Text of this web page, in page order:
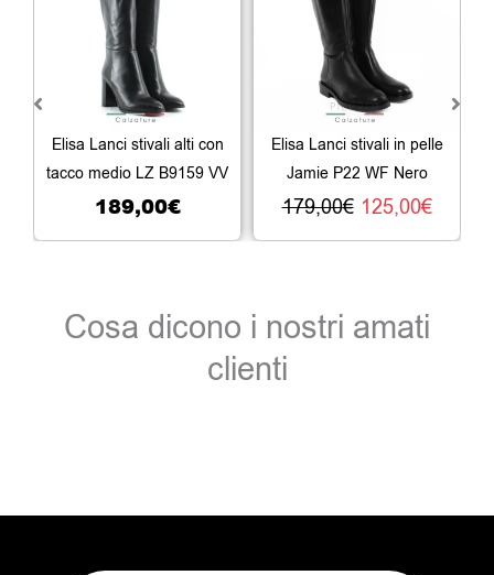
Elisa Lanci stivali alti con
tacco medio LZ B9159 VV
189,00€
Elisa Lanci stivali in pelle
Jamie P22 WF Nero
179,00€
originale
era:
179,00€.
125,00€
Cosa dicono i nostri amati
clienti